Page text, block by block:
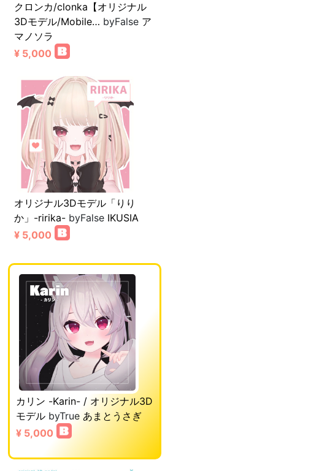
クロンカ/clonka【オリジナル
3Dモデル/Mobile… byFalse ア
マノソラ
¥ 5,000
オリジナル3Dモデル「りり
か」-ririka- byFalse IKUSIA
¥ 5,000
カリン -Karin- / オリジナル3D
モデル byTrue あまとうさぎ
¥ 5,000